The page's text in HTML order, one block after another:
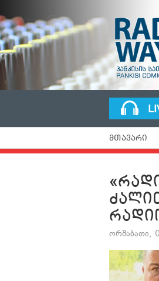
ᲛᲗᲐᲕᲐᲠᲘ
ორშაბათი,